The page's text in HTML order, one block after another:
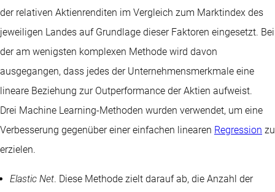
der relativen Aktienrenditen im Vergleich zum Marktindex des
jeweiligen Landes auf Grundlage dieser Faktoren eingesetzt. Bei
der am wenigsten komplexen Methode wird davon
ausgegangen, dass jedes der Unternehmensmerkmale eine
lineare Beziehung zur Outperformance der Aktien aufweist.
Drei Machine Learning-Methoden wurden verwendet, um eine
Verbesserung gegenüber einer einfachen linearen Regression zu
erzielen.
Elastic Net. Diese Methode zielt darauf ab, die Anzahl der